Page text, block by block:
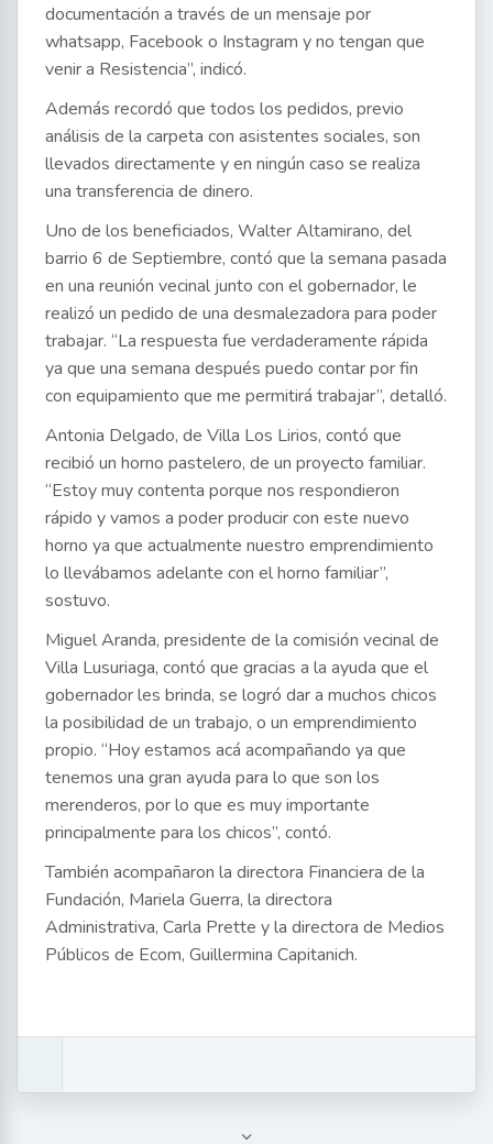
documentación a través de un mensaje por
whatsapp, Facebook o Instagram y no tengan que
venir a Resistencia”, indicó.
Además recordó que todos los pedidos, previo
análisis de la carpeta con asistentes sociales, son
llevados directamente y en ningún caso se realiza
una transferencia de dinero.
Uno de los beneficiados, Walter Altamirano, del
barrio 6 de Septiembre, contó que la semana pasada
en una reunión vecinal junto con el gobernador, le
realizó un pedido de una desmalezadora para poder
trabajar. “La respuesta fue verdaderamente rápida
ya que una semana después puedo contar por fin
con equipamiento que me permitirá trabajar”, detalló.
Antonia Delgado, de Villa Los Lirios, contó que
recibió un horno pastelero, de un proyecto familiar.
“Estoy muy contenta porque nos respondieron
rápido y vamos a poder producir con este nuevo
horno ya que actualmente nuestro emprendimiento
lo llevábamos adelante con el horno familiar”,
sostuvo.
Miguel Aranda, presidente de la comisión vecinal de
Villa Lusuriaga, contó que gracias a la ayuda que el
gobernador les brinda, se logró dar a muchos chicos
la posibilidad de un trabajo, o un emprendimiento
propio. “Hoy estamos acá acompañando ya que
tenemos una gran ayuda para lo que son los
merenderos, por lo que es muy importante
principalmente para los chicos”, contó.
También acompañaron la directora Financiera de la
Fundación, Mariela Guerra, la directora
Administrativa, Carla Prette y la directora de Medios
Públicos de Ecom, Guillermina Capitanich.